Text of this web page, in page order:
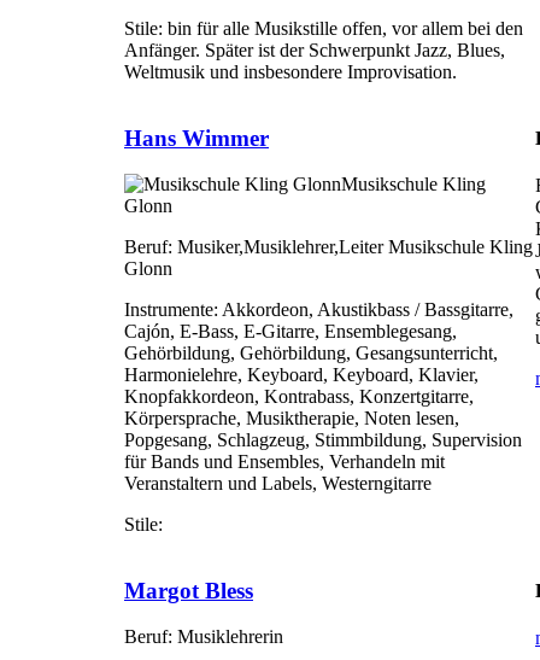
Stile: bin für alle Musikstille offen, vor allem bei den
Anfänger. Später ist der Schwerpunkt Jazz, Blues,
Weltmusik und insbesondere Improvisation.
Hans Wimmer
Musikschule Kling
Glonn
Beruf: Musiker,Musiklehrer,Leiter Musikschule Kling
Glonn
Instrumente: Akkordeon, Akustikbass / Bassgitarre,
Cajón, E-Bass, E-Gitarre, Ensemblegesang,
Gehörbildung, Gehörbildung, Gesangsunterricht,
Harmonielehre, Keyboard, Keyboard, Klavier,
Knopfakkordeon, Kontrabass, Konzertgitarre,
Körpersprache, Musiktherapie, Noten lesen,
Popgesang, Schlagzeug, Stimmbildung, Supervision
für Bands und Ensembles, Verhandeln mit
Veranstaltern und Labels, Westerngitarre
Stile:
Margot Bless
Beruf: Musiklehrerin